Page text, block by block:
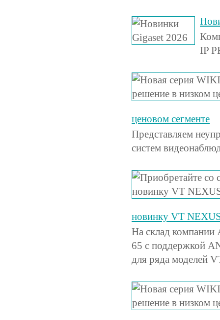
IP
ценовом сегменте
Представляем
систем
новинку VT
На склад компании
65 с поддержкой
для ряда моделей